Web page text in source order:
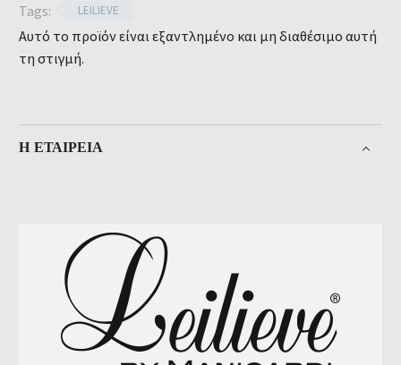
Tags:
LEILIEVE
Αυτό το προϊόν είναι εξαντλημένο και μη διαθέσιμο αυτή
τη στιγμή.
Η ΕΤΑΙΡΕΊΑ